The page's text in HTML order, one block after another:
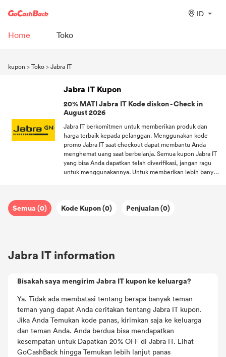
ID
Home Toko
kupon >Toko>Jabra IT
Jabra IT Kupon
20% MATI Jabra IT Kode diskon - Check in
August 2026
Jabra IT berkomitmen untuk memberikan produk dan
harga terbaik kepada pelanggan. Menggunakan kode
promo Jabra IT saat checkout dapat membantu Anda
menghemat uang saat berbelanja. Semua kupon Jabra IT
yang bisa Anda dapatkan telah diverifikasi, jangan ragu
untuk menggunakannya. Untuk memberikan lebih banyak
menikmati berbelanja di rumah! Selamat berlangganan
Semua (0) Kode Kupon (0) Penjualan (0)
Jabra IT information
Bisakah saya mengirim Jabra IT kupon ke keluarga?
Ya. Tidak ada membatasi tentang berapa banyak teman-
teman yang dapat Anda ceritakan tentang Jabra IT kupon.
Jika Anda Temukan kode panas, kirimkan saja ke keluarga
dan teman Anda. Anda berdua bisa mendapatkan
kesempatan untuk Dapatkan 20% OFF di Jabra IT. Lihat
GoCashBack hingga Temukan lebih lanjut panas